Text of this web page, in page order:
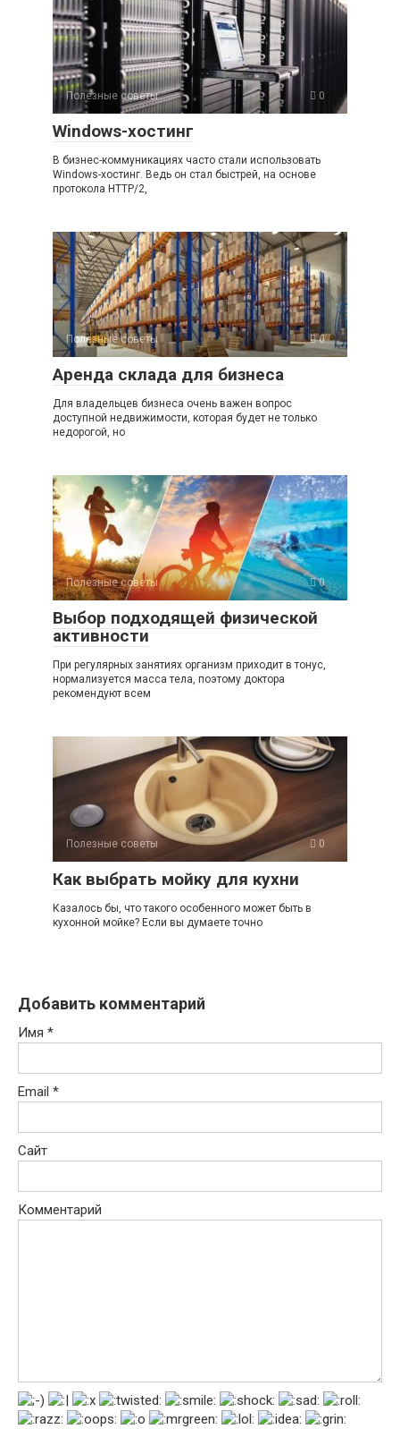
Полезные советы 0
Windows-хостинг
В бизнес-коммуникациях часто стали использовать
Windows-хостинг. Ведь он стал быстрей, на основе
протокола HTTP/2,
Полезные советы 0
Аренда склада для бизнеса
Для владельцев бизнеса очень важен вопрос
доступной недвижимости, которая будет не только
недорогой, но
Полезные советы 0
Выбор подходящей физической
активности
При регулярных занятиях организм приходит в тонус,
нормализуется масса тела, поэтому доктора
рекомендуют всем
Полезные советы 0
Как выбрать мойку для кухни
Казалось бы, что такого особенного может быть в
кухонной мойке? Если вы думаете точно
Добавить комментарий
Имя *
Email *
Сайт
Комментарий